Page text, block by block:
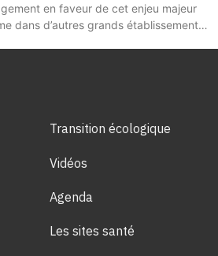
en faveur de cet enjeu majeur
dans d’autres grands établissements
Transition écologique
Vidéos
Agenda
Les sites santé